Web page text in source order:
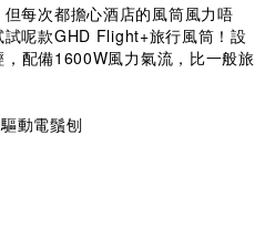
每次都擔心酒店的風筒風力唔
呢款GHD Flight+旅行風筒！設
，配備1600W風力氣流，比一般旅
動電鬚刨